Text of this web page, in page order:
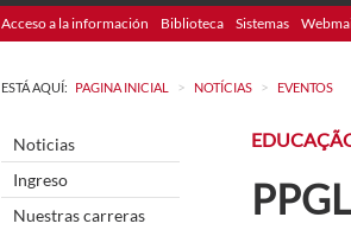
Acceso a la información Biblioteca Sistemas
ESTÁ AQUÍ: PAGINA INICIAL > NOTÍCIAS > EVENTOS
Noticias
Ingreso
Nuestras carreras